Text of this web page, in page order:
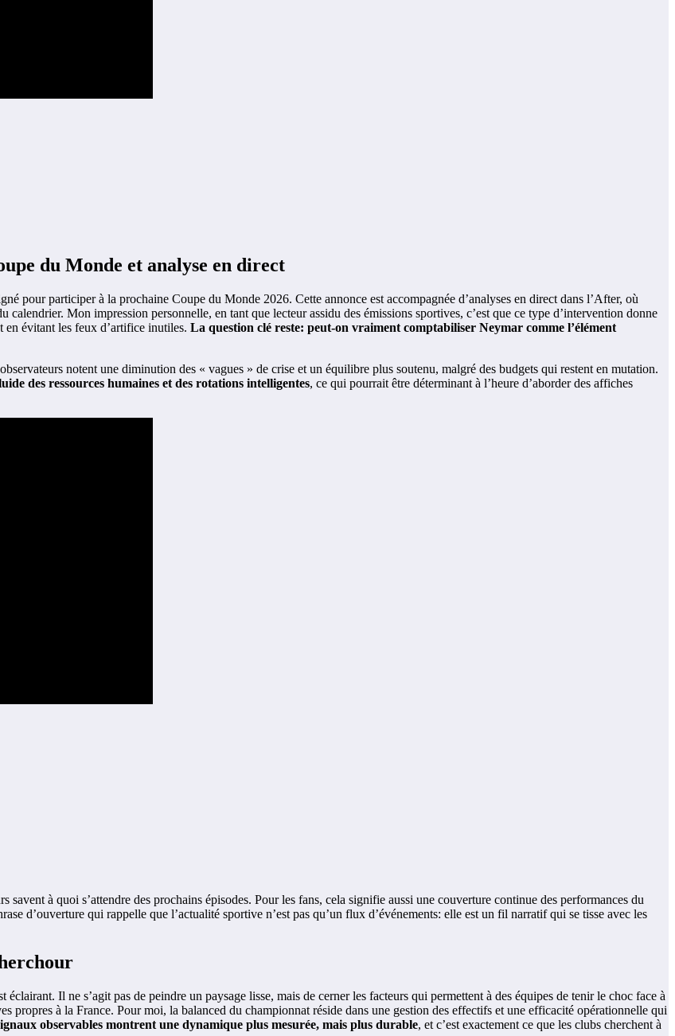
du Monde et analyse en direct
pour participer à la prochaine Coupe du Monde 2026. Cette annonce est accompagnée d’analyses en direct dans l’After, où
Mon impression personnelle, en tant que lecteur assidu des émissions sportives, c’est que ce type d’intervention donne
en évitant les feux d’artifice inutiles. La question clé reste: peut-on vraiment comptabiliser Neymar comme l’élément
notent une diminution des « vagues » de crise et un équilibre plus soutenu, malgré des budgets qui restent en mutation.
des ressources humaines et des rotations intelligentes, ce qui pourrait être déterminant à l’heure d’aborder des affiches
à quoi s’attendre des prochains épisodes. Pour les fans, cela signifie aussi une couverture continue des performances du
d’ouverture qui rappelle que l’actualité sportive n’est pas qu’un flux d’événements: elle est un fil narratif qui se tisse avec les
Il ne s’agit pas de peindre un paysage lisse, mais de cerner les facteurs qui permettent à des équipes de tenir le choc face à
propres à la France. Pour moi, la balanced du championnat réside dans une gestion des effectifs et une efficacité opérationnelle qui
observables montrent une dynamique plus mesurée, mais plus durable, et c’est exactement ce que les clubs cherchent à